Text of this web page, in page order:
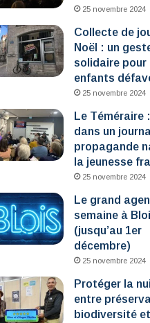
25 novembre 2024
Collecte de
Noël : un
solidaire pour
enfants
25 novembre 2024
Le Téméraire
dans un
propagande
la jeunesse
25 novembre 2024
Le grand
semaine à
(jusqu’au 1er
décembre)
25 novembre 2024
Protéger la
entre
biodiversité